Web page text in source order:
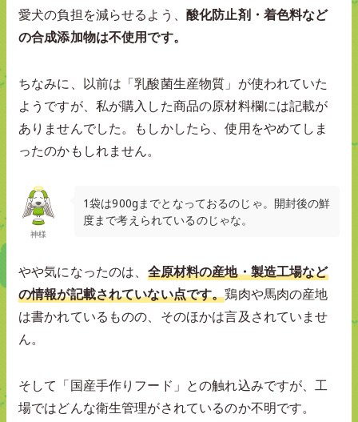
愛犬の負担を減らせるよう、 酸化防止剤・着色料など
の合成添加物は不使用です。
ちなみに、以前は「乳酸菌生産物質」が使われていた
ようですが、私が購入した商品の原材料欄には記載が
ありませんでした。もしかしたら、使用をやめてしま
ったのかもしれません。
神様
1袋は900gまでとなっておるのじゃ。開封後の鮮
度まで考えられているのじゃな。
やや気になったのは、 全原材料の産地・製造工場など
の情報が記載されていない点です。鶏肉や馬肉の産地
は書かれているものの、そのほかは言及されていませ
ん。
そして「国産手作りフード」との触れ込みですが、工
場ではどんな衛生管理がされているのか不明です。